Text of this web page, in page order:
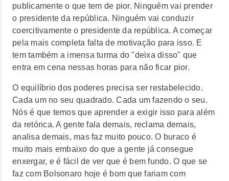
publicamente o que tem de pior. Ninguém vai prender
o presidente da república. Ninguém vai conduzir
coercitivamente o presidente da república. A começar
pela mais completa falta de motivação para isso. E
tem também a imensa turma do "deixa disso" que
entra em cena nessas horas para não ficar pior.
O equilíbrio dos poderes precisa ser restabelecido.
Cada um no seu quadrado. Cada um fazendo o seu.
Nós é que temos que aprender a exigir isso para além
da retórica. A gente fala demais, reclama demais,
analisa demais, mas faz muito pouco. O buraco é
muito mais embaixo do que a gente já consegue
enxergar, e é fácil de ver que é bem fundo. O que se
faz com Bolsonaro hoje é bom que fariam com